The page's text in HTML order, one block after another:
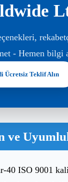
- Hemen bilgi
Ücretsiz Teklif Alın
ve
40 ISO 9001